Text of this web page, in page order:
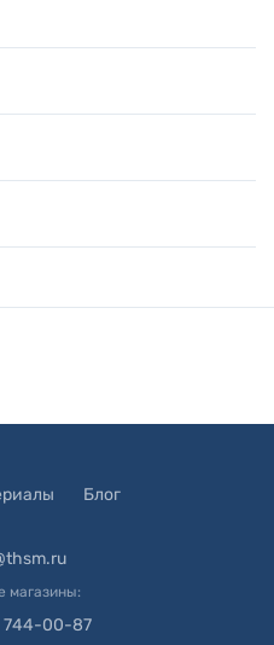
Блог
магазины:
744-00-87